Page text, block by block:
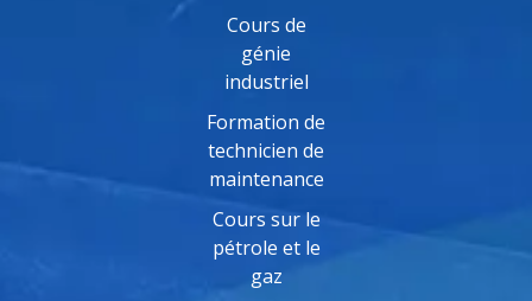
Cours de
génie
industriel
Formation de
technicien de
maintenance
Cours sur le
pétrole et le
gaz